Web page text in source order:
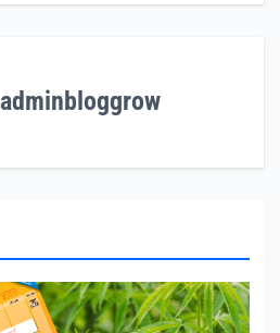
adminbloggrow